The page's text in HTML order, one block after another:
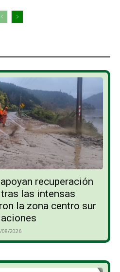
recuperación
las intensas
la zona centro sur
08/2026